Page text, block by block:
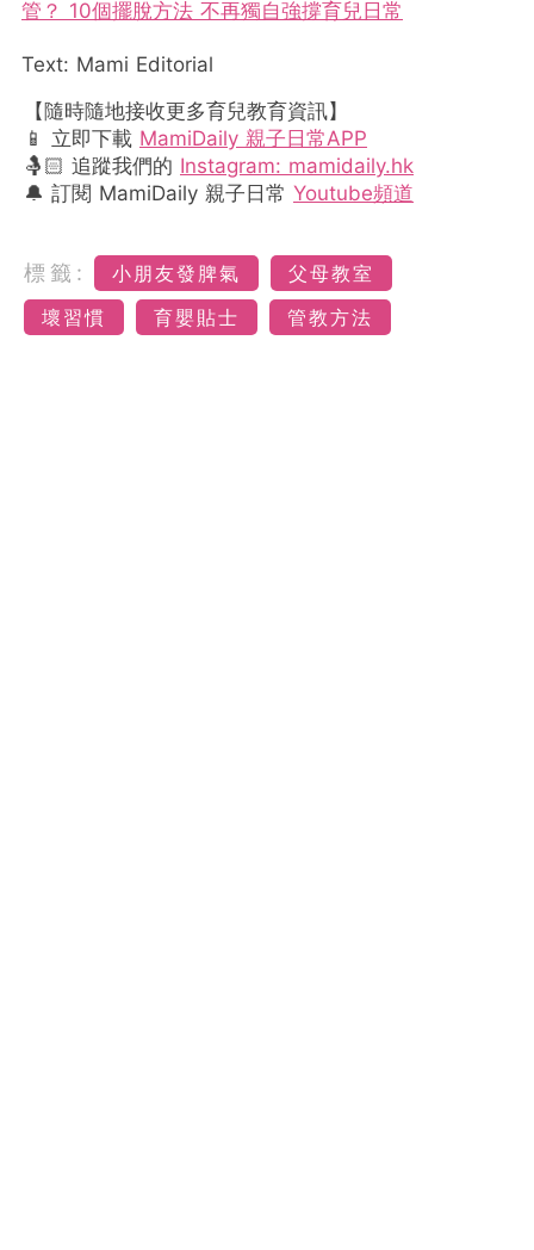
管？ 10個擺脫方法 不再獨自強撐育兒日常
Text: Mami Editorial
【隨時隨地接收更多育兒教育資訊】
📱 立即下載 MamiDaily 親子日常APP
🤱🏻 追蹤我們的 Instagram: mamidaily.hk
🔔 訂閱 MamiDaily 親子日常 Youtube頻道
標籤: 小朋友發脾氣
父母教室
壞習慣
育嬰貼士 管教方法